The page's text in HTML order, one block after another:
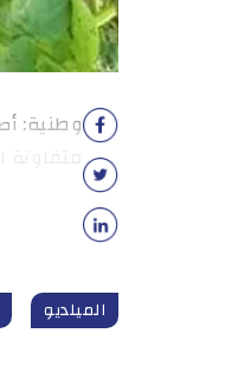
الميلديو